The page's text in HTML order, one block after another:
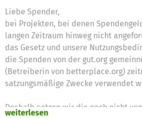
Liebe Spender,
bei Projekten, bei denen
langen Zeitraum hinweg nicht
das Gesetz und unsere
die Spenden von der gut.org
(Betreiberin von betterplace.org)
satzungsmäßige Zwecke verwendet
Deshalb setzen wir die noch nicht
weiterlesen